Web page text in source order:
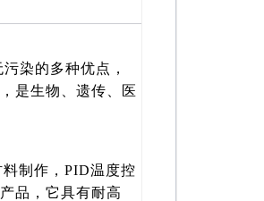
染的多种优点，
是生物、遗传、医
制作，PID温度控
品，它具有耐高